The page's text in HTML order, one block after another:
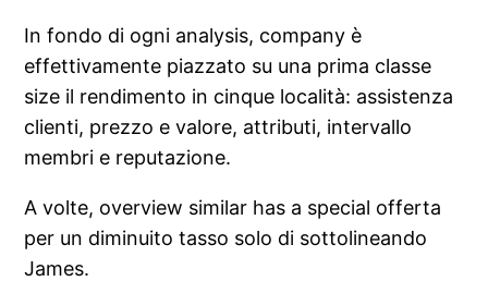
In fondo di ogni analysis, company è
effettivamente piazzato su una prima classe
size il rendimento in cinque località: assistenza
clienti, prezzo e valore, attributi, intervallo
membri e reputazione.
A volte, overview similar has a special offerta
per un diminuito tasso solo di sottolineando
James.